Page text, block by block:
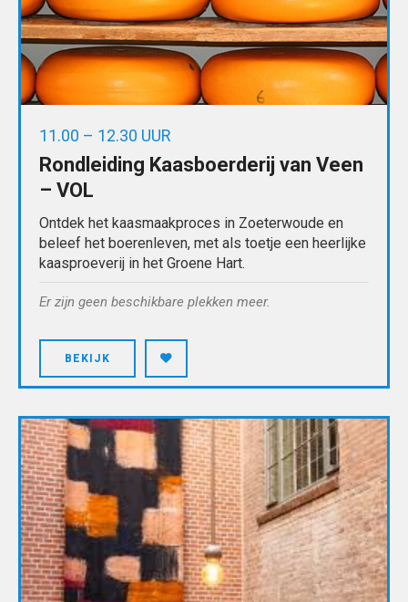
11.00 – 12.30 UUR
Rondleiding Kaasboerderij van Veen
– VOL
Ontdek het kaasmaakproces in Zoeterwoude en
beleef het boerenleven, met als toetje een heerlijke
kaasproeverij in het Groene Hart.
Er zijn geen beschikbare plekken meer.
BEKIJK